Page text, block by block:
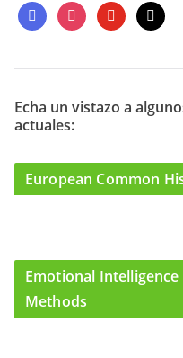
f
a
e
o
o
i
n
t
g
r
m
y
o
t
b
m
a
l
Echa un vistazo a
actuales:
European Common
Emotional
Methods